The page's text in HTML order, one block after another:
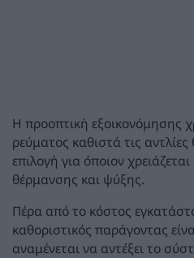
Η προοπτική εξοικονόμησης
ρεύματος καθιστά τις
επιλογή για όποιον
θέρμανσης και ψύξης.
Πέρα από το κόστος
καθοριστικός παράγοντας
αναμένεται να αντέξει το